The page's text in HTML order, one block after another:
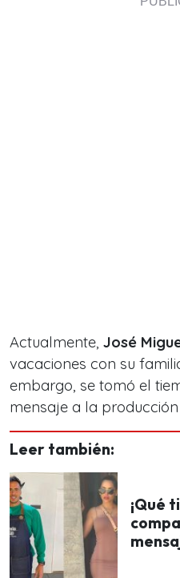
Actualmente, José
vacaciones con su
embargo, se tomó el
mensaje a la
Leer también:
¡Qué